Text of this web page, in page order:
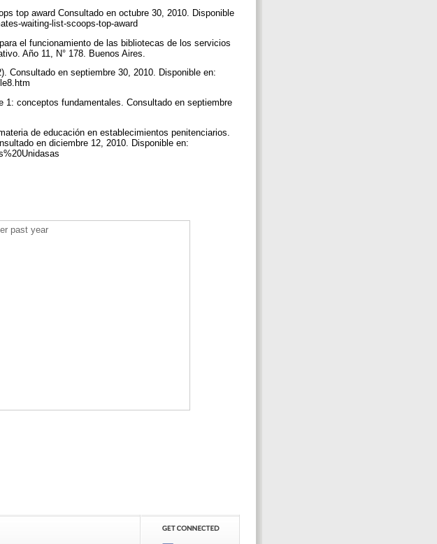
top award Consultado en octubre 30, 2010. Disponible
waiting-list-scoops-top-award
el funcionamiento de las bibliotecas de los servicios
Año 11, N° 178. Buenos Aires.
Consultado en septiembre 30, 2010. Disponible en:
1: conceptos fundamentales. Consultado en septiembre
de educación en establecimientos penitenciarios.
en diciembre 12, 2010. Disponible en:
past year